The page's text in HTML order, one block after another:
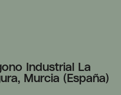
Industrial La
Murcia (España)